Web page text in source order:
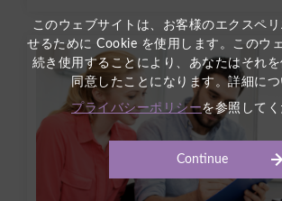
このウェブサイトは、お客様のエクスペ
せるために Cookie を使用します。このウ
続き使用することにより、あなたはそれ
同意したことになります。詳細につ
プライバシーポリシーを参照してく
Continue